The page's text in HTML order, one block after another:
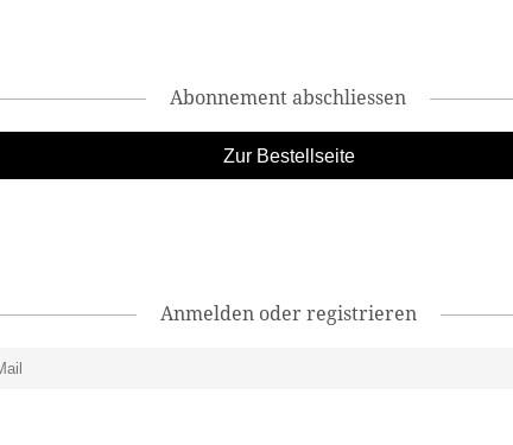
Abonnement abschliessen
Zur Bestellseite
Anmelden oder registrieren